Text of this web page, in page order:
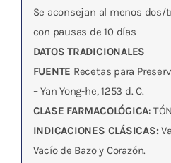
Se aconsejan al menos dos/
con pausas de 10 días
DATOS TRADICIONALES
FUENTE Recetas para
– Yan Yong-he, 1253 d. C.
CLASE FARMACOLÓGICA:
INDICACIONES CLÁSICAS:
Vacío de Bazo y Corazón.